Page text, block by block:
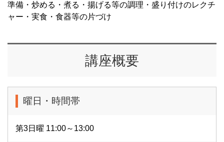
準備・炒める・煮る・揚げる等の調理・盛り付けのレクチ
ャー・実食・食器等の片づけ
講座概要
曜日・時間帯
第3日曜 11:00～13:00